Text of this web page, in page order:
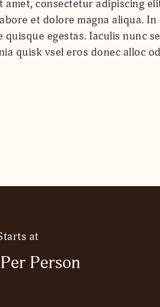
amet, consectetur adipiscing
et dolore magna aliqua. In
quisque egestas. Iaculis nunc
quisk vsel eros donec alloc
ipsum dolor sit amet, conse
aliqua. In eu mi
at
Person